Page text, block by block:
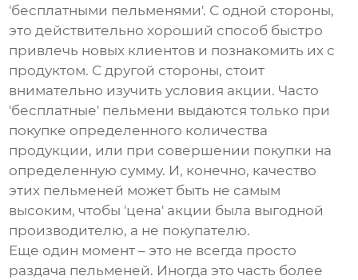
'бесплатными пельменями'. С одной стороны,
это действительно хороший способ быстро
привлечь новых клиентов и познакомить их с
продуктом. С другой стороны, стоит
внимательно изучить условия акции. Часто
'бесплатные' пельмени выдаются только при
покупке определенного количества
продукции, или при совершении покупки на
определенную сумму. И, конечно, качество
этих пельменей может быть не самым
высоким, чтобы 'цена' акции была выгодной
производителю, а не покупателю.
Еще один момент – это не всегда просто
раздача пельменей. Иногда это часть более